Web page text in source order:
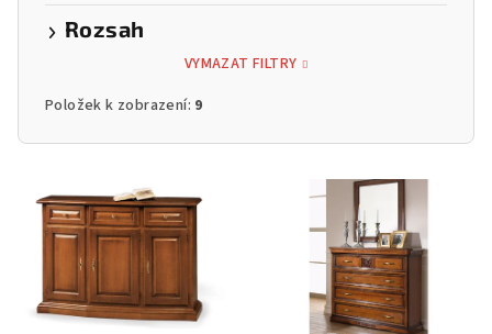
Rozsah
VYMAZAT FILTRY
Položek k zobrazení: 9